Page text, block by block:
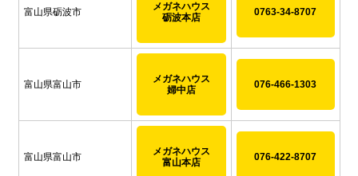
富山県砺波市
メガネハウス
砺波本店
0763-34-8707
富山県富山市
メガネハウス
婦中店
076-466-1303
富山県富山市
メガネハウス
富山本店
076-422-8707